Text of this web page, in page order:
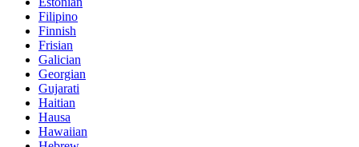
Filipino
Finnish
Frisian
Galician
Georgian
Gujarati
Haitian
Hausa
Hawaiian